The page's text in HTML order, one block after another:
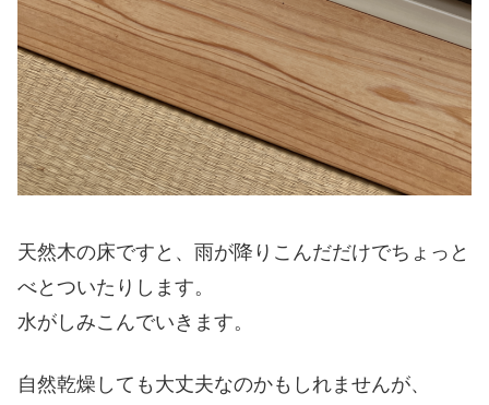
天然木の床ですと、雨が降りこんだだけでちょっと
べとついたりします。
水がしみこんでいきます。
自然乾燥しても大丈夫なのかもしれませんが、